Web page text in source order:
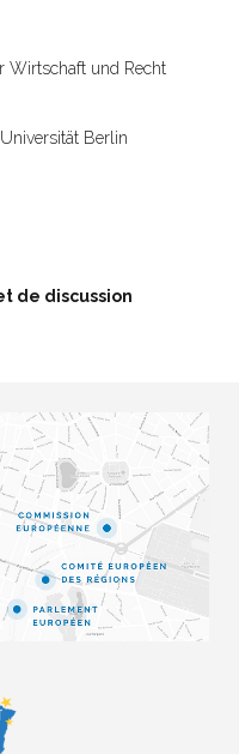
Wirtschaft und Recht
Berlin
de discussion